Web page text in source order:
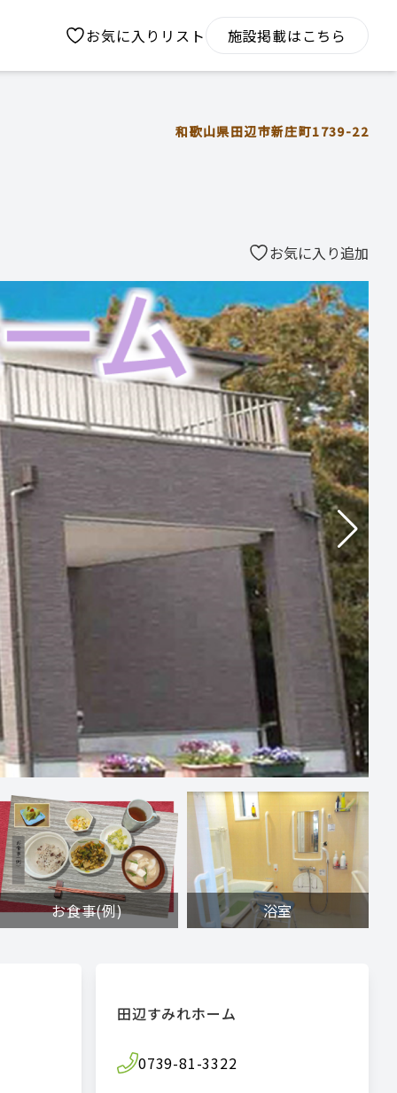
お気に入りリスト 施設掲載はこちら
和歌山県田辺市新庄町1739-22
お気に入り追加
お食事(例) 浴室
田辺すみれホーム
0739-81-3322